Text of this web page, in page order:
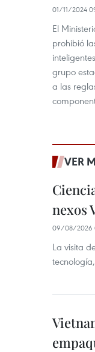
01/11/2024
El
prohibió
grupo
a las
VER
nexos
09/08/2026
La visita